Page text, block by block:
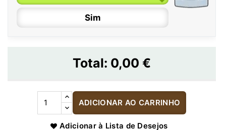
Sim
Total: 0,00 €
ADICIONAR AO CARRINHO
Adicionar à Lista de Desejos